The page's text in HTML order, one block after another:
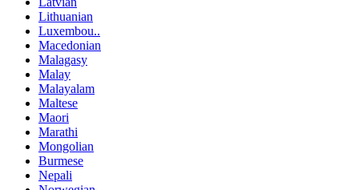
Lithuanian
Luxembou..
Macedonian
Malagasy
Malay
Malayalam
Maltese
Maori
Marathi
Mongolian
Burmese
Nepali